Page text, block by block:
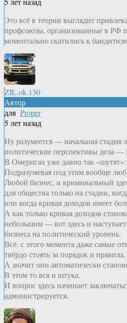
Это всё в теории выглядит
профсоюзы, организованные в РФ
моментально скатились к
ZIL.ok.130
Автор
для Proper
5 лет назад
Ну разумеется — начальная
политические перспективы дела —
В Омеригах уже давно так «шутят»:
Подразумевая под этим вообще
Любой бизнес, и криминальный
для общества только на стадии,
или когда кривая доходов имеет
А как только кривая доходов
небольшим — вот здесь и
бизнеса на политический уровень.
Всё, с этого момента даже самые
твёрдо стоять за порядок и правила.
А значит они автоматически
В этом то вся и штука.
И вопрос здесь начинает
администрируется.